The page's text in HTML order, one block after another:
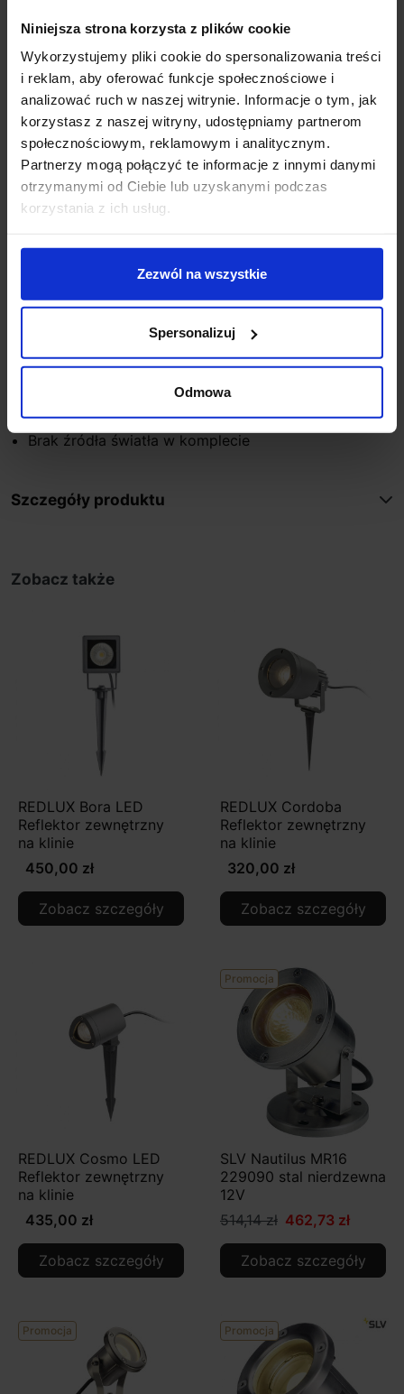
Niniejsza strona korzysta z plików cookie
Wykorzystujemy pliki cookie do spersonalizowania treści
i reklam, aby oferować funkcje społecznościowe i
analizować ruch w naszej witrynie. Informacje o tym, jak
korzystasz z naszej witryny, udostępniamy partnerom
społecznościowym, reklamowym i analitycznym.
Partnerzy mogą połączyć te informacje z innymi danymi
otrzymanymi od Ciebie lub uzyskanymi podczas
korzystania z ich usług.
Zezwól na wszystkie
Spersonalizuj
Odmowa
IP54. Lampa idealnie sprawdzi się do oświetlenia drzew
i roślin w ogrodzie, tworząc w nim przyjemny nastrój.
Może być także wykorzystana do oświetlenia ścieżek,
podjazdów lub chodników.
Dane techniczne:
Źródło światłaGU10
Moc35W
Napięcie230V
Wysokość38 cm
6,5 cm
Kolorsrebrno-szary, antracyt
podłoże
ProducentRedlux
Dodatkowe informacje:
Brak źródła światła w komplecie
Szczegóły produktu
Zobacz także
REDLUX Bora LED
Reflektor zewnętrzny
na klinie
450,00 zł
Zobacz szczegóły
REDLUX Cordoba
Reflektor zewnętrzny
na klinie
320,00 zł
Zobacz szczegóły
REDLUX Cosmo LED
Reflektor zewnętrzny
na klinie
435,00 zł
Zobacz szczegóły
Promocja
SLV Nautilus MR16
229090 stal nierdzewna
12V
514,14 zł 462,73 zł
Zobacz szczegóły
Promocja Promocja